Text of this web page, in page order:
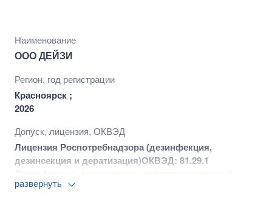
Наименование
ООО ДЕЙЗИ
Регион, год регистрации
Красноярск ;
2026
Допуск, лицензия, ОКВЭД
Лицензия Роспотребнадзора (дезинфекция,
дезинсекция и дератизация)ОКВЭД: 81.29.1
промышленного оборудования
развернуть